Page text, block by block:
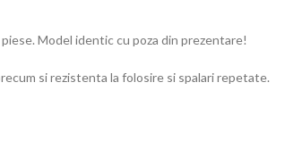
Model identic cu poza din prezentare!
si rezistenta la folosire si spalari repetate.